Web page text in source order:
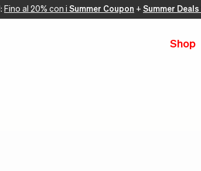
: Fino al 20% con i Summer Coupon + Summer Deals
Shop